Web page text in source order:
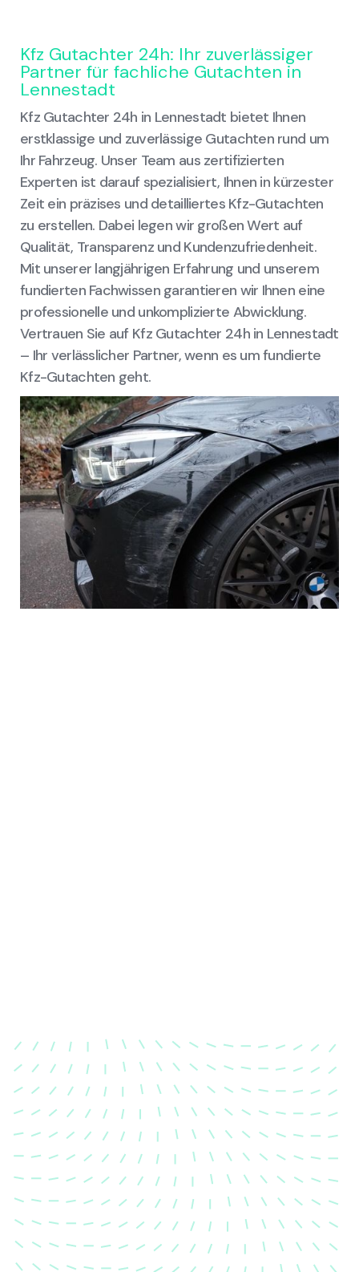
Kfz Gutachter 24h: Ihr zuverlässiger
Partner für fachliche Gutachten in
Lennestadt
Kfz Gutachter 24h in Lennestadt bietet Ihnen
erstklassige und zuverlässige Gutachten rund um
Ihr Fahrzeug. Unser Team aus zertifizierten
Experten ist darauf spezialisiert, Ihnen in kürzester
Zeit ein präzises und detailliertes Kfz-Gutachten
zu erstellen. Dabei legen wir großen Wert auf
Qualität, Transparenz und Kundenzufriedenheit.
Mit unserer langjährigen Erfahrung und unserem
fundierten Fachwissen garantieren wir Ihnen eine
professionelle und unkomplizierte Abwicklung.
Vertrauen Sie auf Kfz Gutachter 24h in Lennestadt
– Ihr verlässlicher Partner, wenn es um fundierte
Kfz-Gutachten geht.
Karosserievermessung
Unsere exakte Karosserievermessung stellt sicher,
dass Ihre Fahrzeugkarosserie nach einem Unfall
wieder in ihren ursprünglichen Zustand gebracht
wird.